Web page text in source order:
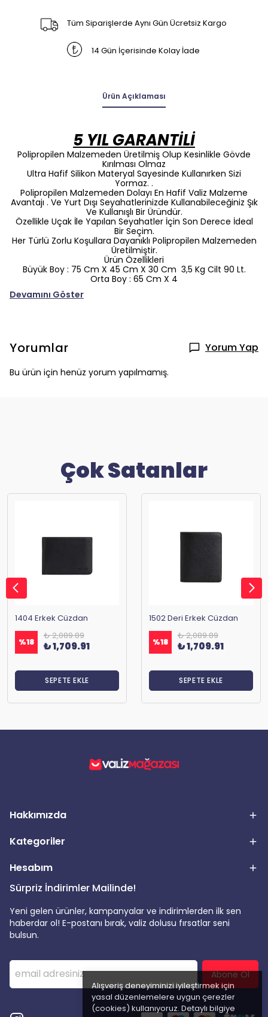
Alışveriş deneyiminizi iyileştirmek için
yasal düzenlemelere uygun çerezler
(cookies) kullanıyoruz. Detaylı bilgiye
Tüm Siparişlerde Aynı Gün Ücretsiz Kargo
14 Gün İçerisinde Kolay İade
Ürün Açıklaması
5 YIL GARANTİLİ
Polipropilen Malzemeden Üretilmiş Olup Kesinlikle Gövde
Kırılması Olmaz
Ultra Hafif Silikon Materyal Sayesinde Kullanırken Sizi
Yormaz. .
Polipropilen Malzemeden Dolayı En Hafif Valiz Malzeme
Avantajı . Ve Yurt Dışı Seyahatlerinizde Kullanabileceğiniz Şık
Ve Kullanışlı Bir Üründür.
Özellikle Uçak İle Yapılan Seyahatler İçin Son Derece İdeal
Bir Seçim.
Her Türlü Zorlu Koşullara Dayanıklı Polipropilen Malzemeden
Üretilmiştir.
Ürün Özellikleri
Büyük Boy : 75 Cm X 45 Cm X 30 Cm 3,5 Kg Cilt 90 Lt.
Orta Boy : 65 Cm X 4
Devamını Göster
Yorumlar Yorum Yap
Bu ürün için henüz yorum yapılmamış.
Çok Satanlar
1404 Erkek Cüzdan
%18
₺ 2,089.89
₺ 1,709.91
SEPETE EKLE
1502 Deri Erkek Cüzdan
%18
₺ 2,089.89
₺ 1,709.91
SEPETE EKLE
Hakkımızda
Kategoriler
Hesabım
Sürpriz İndirimler Mailinde!
Yeni gelen ürünler, kampanyalar ve indirimlerden ilk sen
haberdar ol! E-postanı bırak, valiz dolusu fırsatlar seni
bulsun.
Abone Ol